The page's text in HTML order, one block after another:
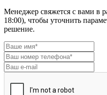
Менеджер свяжется с вами в
18:00), чтобы уточнить
решение.